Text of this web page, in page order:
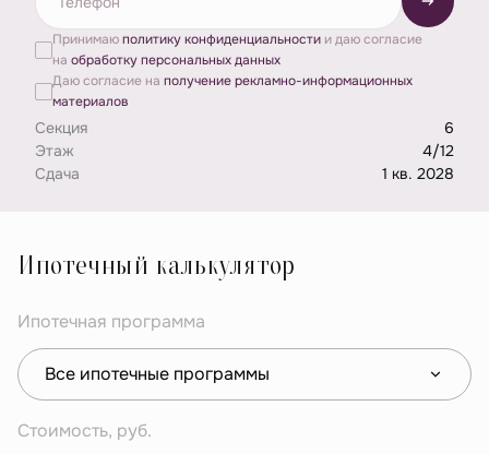
Принимаюполитику конфиденциальностии даю согласие
на обработку персональных данных
Даю согласие на получение рекламно-информационных
материалов
Секция
6
Этаж
4/12
Сдача
1 кв. 2028
Ипотечный калькулятор
Ипотечная программа
Все ипотечные программы
Стоимость, руб.